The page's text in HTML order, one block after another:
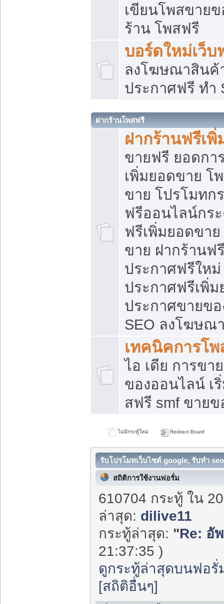
เขียนโพสขาย
ร้าน โพสฟรี
บอร์ดใหม่เว็บ
ลงโฆษณาสิน
ประกาศฟรี ทำ
ฝากร้านโพสฟรี
ฝากร้านฟรีเ
ขายฟรี ยอดกา
เพิ่มยอดขาย โ
ขาย โปรโมทก
ฟรีออนไลน์กร
ฟรีเพิ่มยอดขา
ขาย ฝากร้านฟ
ประกาศฟรีใหม่
ประกาศฟรีเพิ่
ประกาศขายข
SEO ลงโฆษณ
เทคนิคการโ
ไอ เดีย การขา
ของออนไลน์ เ
สฟรี smf ขาย
ไม่มีกระทู้ใหม่ Redirect Board
รับโปรโมทเว็บไซต์ google, รับทำ
สถิติการใช้งานฟอรั่ม
610704 กระทู้ ใน
ล่าสุด: dilive11
กระทู้ล่าสุด: "Re: อั
21:37:35 )
ดูกระทู้ล่าสุดบนฟอรั่
[สถิติอื่นๆ]